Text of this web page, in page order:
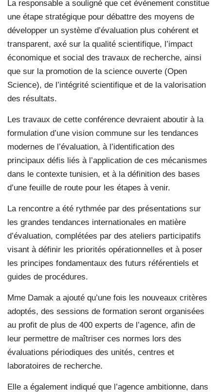
La responsable a souligné que cet événement constitue
une étape stratégique pour débattre des moyens de
développer un système d’évaluation plus cohérent et
transparent, axé sur la qualité scientifique, l’impact
économique et social des travaux de recherche, ainsi
que sur la promotion de la science ouverte (Open
Science), de l’intégrité scientifique et de la valorisation
des résultats.
Les travaux de cette conférence devraient aboutir à la
formulation d’une vision commune sur les tendances
modernes de l’évaluation, à l’identification des
principaux défis liés à l’application de ces mécanismes
dans le contexte tunisien, et à la définition des bases
d’une feuille de route pour les étapes à venir.
La rencontre a été rythmée par des présentations sur
les grandes tendances internationales en matière
d’évaluation, complétées par des ateliers participatifs
visant à définir les priorités opérationnelles et à poser
les principes fondamentaux des futurs référentiels et
guides de procédures.
Mme Damak a ajouté qu’une fois les nouveaux critères
adoptés, des sessions de formation seront organisées
au profit de plus de 400 experts de l’agence, afin de
leur permettre de maîtriser ces normes lors des
évaluations périodiques des unités, centres et
laboratoires de recherche.
Elle a également indiqué que l’agence ambitionne, dans